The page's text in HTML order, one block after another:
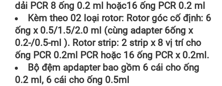
dải PCR 8 ống 0.2 ml hoặc16 ống PCR 0.2 ml
Kèm theo 02 loại rotor: Rotor góc cố định: 6
ống x 0.5/1.5/2.0 ml (cùng adapter 6ống x
0.2-/0.5-ml ). Rotor strip: 2 strip x 8 vị trí cho
ống PCR 0.2ml PCR hoặc 16 ống PCR x 0.2ml.
Bộ đệm apdapter bao gồm 6 cái cho ống
0.2 ml, 6 cái cho ống 0.5ml